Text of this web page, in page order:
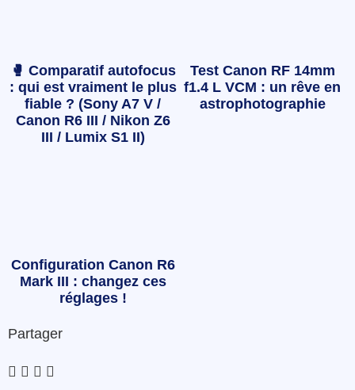
🥊 Comparatif autofocus
: qui est vraiment le plus
fiable ? (Sony A7 V /
Canon R6 III / Nikon Z6
III / Lumix S1 II)
Test Canon RF 14mm
f1.4 L VCM : un rêve en
astrophotographie
Configuration Canon R6
Mark III : changez ces
réglages !
Partager